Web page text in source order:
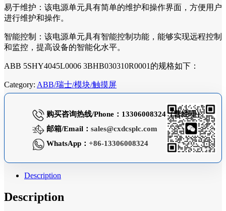
易于维护：该电源单元具有简单的维护和操作界面，方便用户
进行维护和操作。
智能控制：该电源单元具有智能控制功能，能够实现远程控制
和监控，提高设备的智能化水平。
ABB 5SHY4045L0006 3BHB030310R0001的规格如下：
Category: ABB/瑞士/模块/触摸屏
购买咨询热线/Phone：13306008324（曹经理）
邮箱/Email： sales@cxdcsplc.com
WhatsApp： +86-13306008324
Description
Description